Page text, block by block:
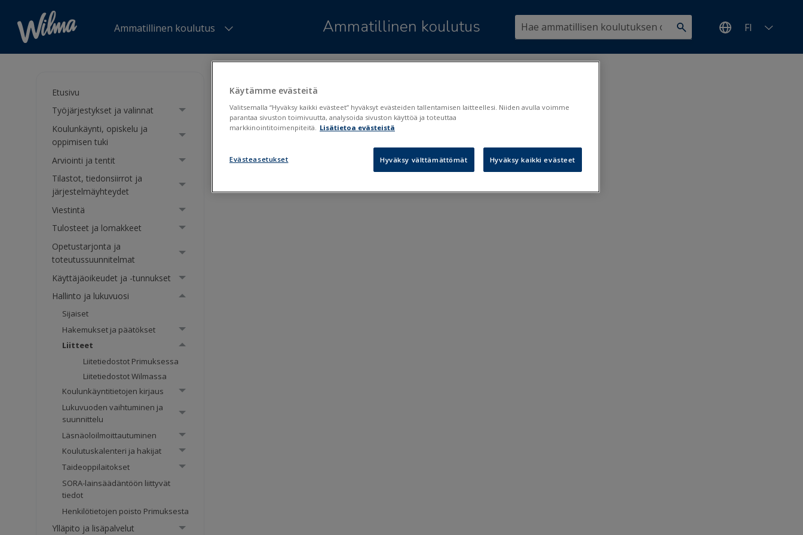
Ammatillinen koulutus Ammatillinen koulutus FI
Etusivu
Työjärjestykset ja valinnat
Koulunkäynti, opiskelu ja
oppimisen tuki
Arviointi ja tentit
Tilastot, tiedonsiirrot ja
järjestelmäyhteydet
Viestintä
Tulosteet ja lomakkeet
Opetustarjonta ja
toteutussuunnitelmat
Käyttäjäoikeudet ja -tunnukset
Hallinto ja lukuvuosi
Sijaiset
Hakemukset ja päätökset
Liitteet
Liitetiedostot Primuksessa
Liitetiedostot Wilmassa
Koulunkäyntitietojen kirjaus
Lukuvuoden vaihtuminen ja
suunnittelu
Läsnäoloilmoittautuminen
Koulutuskalenteri ja hakijat
Taideoppilaitokset
SORA-lainsäädäntöön liittyvät
tiedot
Henkilötietojen poisto Primuksesta
Ylläpito ja lisäpalvelut
Liitteet
Käytämme evästeitä
Valitsemalla “Hyväksy kaikki evästeet” hyväksyt evästeiden tallentamisen laitteellesi. Niiden avulla voimme
parantaa sivuston toimivuutta, analysoida sivuston käyttöä ja toteuttaa
markkinointitoimenpiteitä. Lisätietoa evästeistä
Evästeasetukset Hyväksy välttämättömät Hyväksy kaikki evästeet